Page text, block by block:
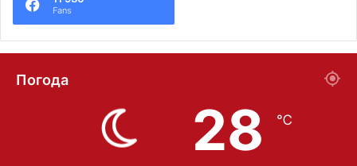
Fans
Погода
28 ℃